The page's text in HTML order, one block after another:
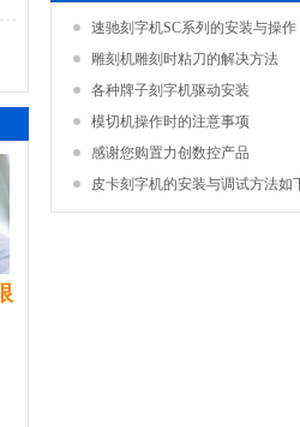
速驰刻字机SC系列的安装与操作
雕刻机雕刻时粘刀的解决方法
各种牌子刻字机驱动安装
模切机操作时的注意事项
感谢您购置力创数控产品
皮卡刻字机的安装与调试方法如